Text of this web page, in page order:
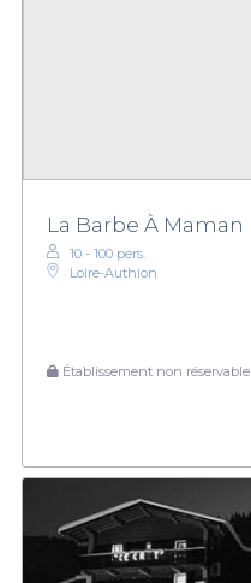
La Barbe À Maman
10 - 100 pers.
Loire-Authion
Établissement non réservable